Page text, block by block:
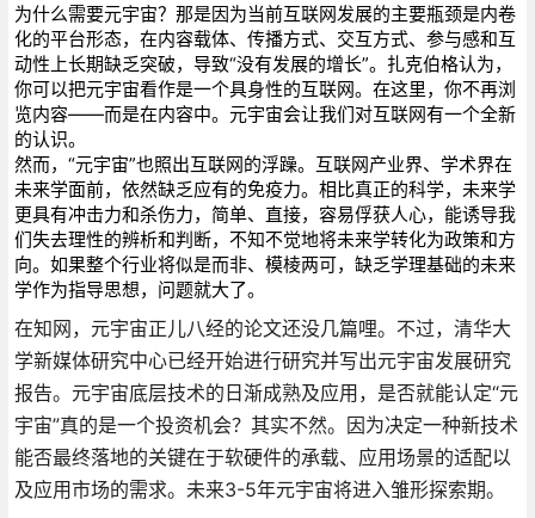
为什么需要元宇宙？那是因为当前互联网发展的主要瓶颈是内卷
化的平台形态，在内容载体、传播方式、交互方式、参与感和互
动性上长期缺乏突破，导致“没有发展的增长”。扎克伯格认为，
你可以把元宇宙看作是一个具身性的互联网。在这里，你不再浏
览内容——而是在内容中。元宇宙会让我们对互联网有一个全新
的认识。
然而，“元宇宙”也照出互联网的浮躁。互联网产业界、学术界在
未来学面前，依然缺乏应有的免疫力。相比真正的科学，未来学
更具有冲击力和杀伤力，简单、直接，容易俘获人心，能诱导我
们失去理性的辨析和判断，不知不觉地将未来学转化为政策和方
向。如果整个行业将似是而非、模棱两可，缺乏学理基础的未来
学作为指导思想，问题就大了。
在知网，元宇宙正儿八经的论文还没几篇哩。不过，清华大
学新媒体研究中心已经开始进行研究并写出元宇宙发展研究
报告。元宇宙底层技术的日渐成熟及应用，是否就能认定“元
宇宙”真的是一个投资机会？其实不然。因为决定一种新技术
能否最终落地的关键在于软硬件的承载、应用场景的适配以
及应用市场的需求。未来3-5年元宇宙将进入雏形探索期。